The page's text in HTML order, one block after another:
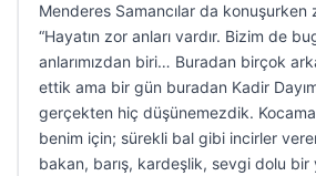
Menderes Samancılar da konuşurken
“Hayatın zor anları vardır. Bizim de
anlarımızdan biri… Buradan birçok
ettik ama bir gün buradan Kadir
gerçekten hiç düşünemezdik.
benim için; sürekli bal gibi incirler
bakan, barış, kardeşlik, sevgi dolu bir